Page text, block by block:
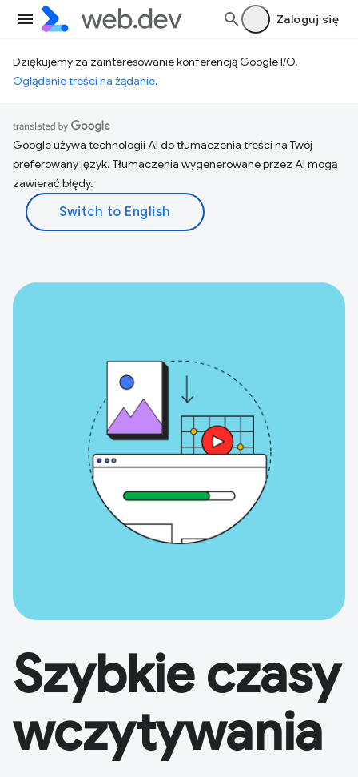
Zaloguj się
Dziękujemy za zainteresowanie konferencją Google I/O.
Oglądanie treści na żądanie.
Google używa technologii AI do tłumaczenia treści na Twój
preferowany język. Tłumaczenia wygenerowane przez AI mogą
zawierać błędy.
Szybkie czasy
wczytywania